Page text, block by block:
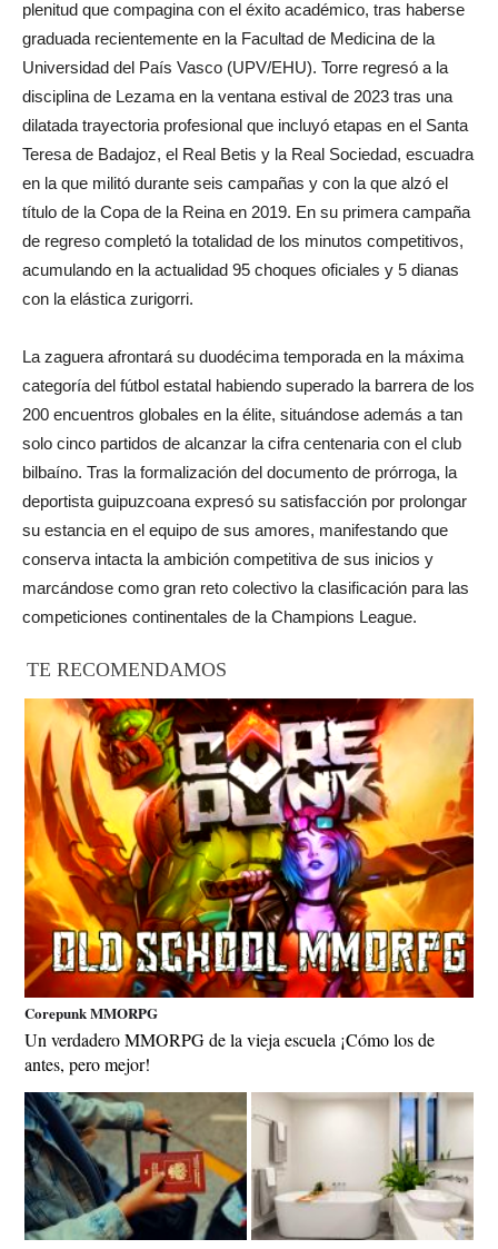
plenitud que compagina con el éxito académico, tras haberse
graduada recientemente en la Facultad de Medicina de la
Universidad del País Vasco (UPV/EHU). Torre regresó a la
disciplina de Lezama en la ventana estival de 2023 tras una
dilatada trayectoria profesional que incluyó etapas en el Santa
Teresa de Badajoz, el Real Betis y la Real Sociedad, escuadra
en la que militó durante seis campañas y con la que alzó el
título de la Copa de la Reina en 2019. En su primera campaña
de regreso completó la totalidad de los minutos competitivos,
acumulando en la actualidad 95 choques oficiales y 5 dianas
con la elástica zurigorri.
La zaguera afrontará su duodécima temporada en la máxima
categoría del fútbol estatal habiendo superado la barrera de los
200 encuentros globales en la élite, situándose además a tan
solo cinco partidos de alcanzar la cifra centenaria con el club
bilbaíno. Tras la formalización del documento de prórroga, la
deportista guipuzcoana expresó su satisfacción por prolongar
su estancia en el equipo de sus amores, manifestando que
conserva intacta la ambición competitiva de sus inicios y
marcándose como gran reto colectivo la clasificación para las
competiciones continentales de la Champions League.
TE RECOMENDAMOS
Corepunk MMORPG
Un verdadero MMORPG de la vieja escuela ¡Cómo los de
antes, pero mejor!